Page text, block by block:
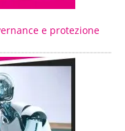
e protezione